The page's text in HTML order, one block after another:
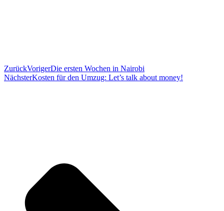
ZurückVorigerDie ersten Wochen in Nairobi
NächsterKosten für den Umzug: Let’s talk about money!